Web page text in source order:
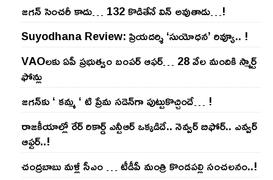
జ‌గ‌న్ సెంచ‌రీ కాదు… 132 కొడితేనే విన్ అవుతాడు…!
Suyodhana Review: ప్రియదర్శి ‘సుయోధన’ రివ్యూ.. !
VAOల‌కు ఏపీ ప్ర‌భుత్వం బంప‌ర్ ఆఫ‌ర్‌… 28 వేల మందికి స్మార్ట్
ఫోన్లు
జ‌గ‌న్‌కు ‘ క‌మ్మ ‘ టి ప్రేమ స‌డెన్‌గా పుట్టుకొచ్చిందే… !
రాజ‌కీయాల్లో రేర్ రికార్డ్ ఎన్టీఆర్ ఒక్క‌డిదే.. నెవ్వ‌ర్ బిఫోర్‌.. ఎవ్వ‌ర్
ఆఫ్ట‌ర్‌..!
చంద్ర‌బాబు మ‌ళ్లీ సీఎం … టీడీపీ మంత్రి కొండ‌ప‌ల్లి సంచ‌ల‌నం..!